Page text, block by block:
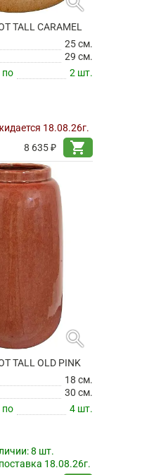
TALL CARAMEL
25 см.
29 см.
по
2 шт.
18.08.26г.
8 635 ₽
shopping_cart
search
TALL OLD PINK
18 см.
30 см.
по
4 шт.
8 шт.
18.08.26г.